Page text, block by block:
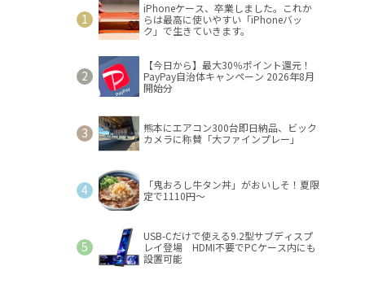
iPhoneケース、卒業しました。これか
らは最高に使いやすい「iPhoneバッ
ク」で生きていきます。
【今日から】最大30％ポイント還元！
PayPay自治体キャンペーン 2026年8月
開始分
熊本にエアコン300台即日納品、ビック
カメラに称賛「大ファインプレー」
「鬼おろし牛タン丼」がおいしそ！夏限
定で1110円～
USB-Cだけで使える9.2型サブディスプ
レイ登場 HDMI不要でPCケース内にも
設置可能